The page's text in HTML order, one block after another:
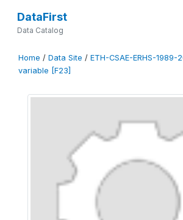
DataFirst
Data Catalog
Home / Data Site / ETH-CSAE-ERHS-1989-
variable [F23]